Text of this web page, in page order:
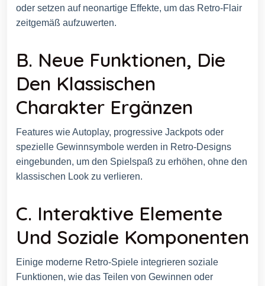
oder setzen auf neonartige Effekte, um das Retro-Flair
zeitgemäß aufzuwerten.
B. Neue Funktionen, Die
Den Klassischen
Charakter Ergänzen
Features wie Autoplay, progressive Jackpots oder
spezielle Gewinnsymbole werden in Retro-Designs
eingebunden, um den Spielspaß zu erhöhen, ohne den
klassischen Look zu verlieren.
C. Interaktive Elemente
Und Soziale Komponenten
Einige moderne Retro-Spiele integrieren soziale
Funktionen, wie das Teilen von Gewinnen oder